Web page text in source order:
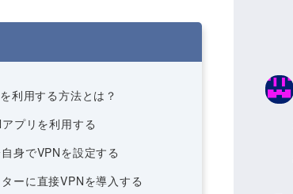
利用する方法とは？
プリを利用する
身でVPNを設定する
ターに直接VPNを導入する